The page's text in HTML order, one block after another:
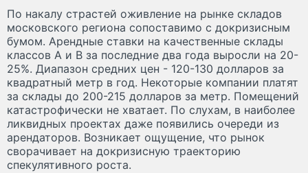
По накалу страстей оживление на рынке складов
московского региона сопоставимо с докризисным
бумом. Арендные ставки на качественные склады
классов А и В за последние два года выросли на 20-
25%. Диапазон средних цен - 120-130 долларов за
квадратный метр в год. Некоторые компании платят
за склады до 200-215 долларов за метр. Помещений
катастрофически не хватает. По слухам, в наиболее
ликвидных проектах даже появились очереди из
арендаторов. Возникает ощущение, что рынок
сворачивает на докризисную траекторию
спекулятивного роста.